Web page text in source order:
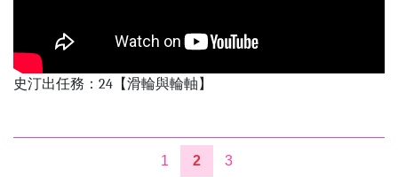
史汀出任務：24【滑輪與輪軸】
1 2 3